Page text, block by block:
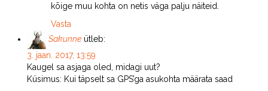
kõige muu kohta on netis väga palju näiteid.
Vasta
Sakunne ütleb:
3. jaan. 2017, 13:59
Kaugel sa asjaga oled, midagi uut?
Küsimus: Kui täpselt sa GPS’ga asukohta määrata saad